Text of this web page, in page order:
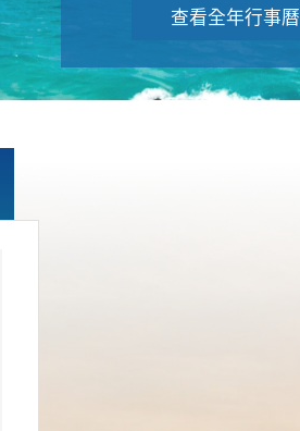
查看全年行事曆